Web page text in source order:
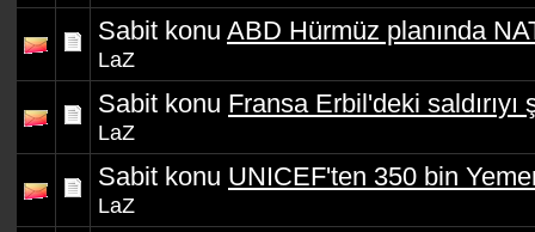
Sabit konu ABD Hürmüz planında
LaZ
Sabit konu Fransa Erbil'deki saldırıyı
LaZ
Sabit konu UNICEF'ten 350 bin
LaZ